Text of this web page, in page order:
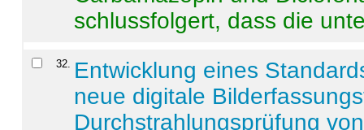
schlussfolgert, dass die
32. Entwicklung eines
neue digitale
Durchstrahlungsprüfung